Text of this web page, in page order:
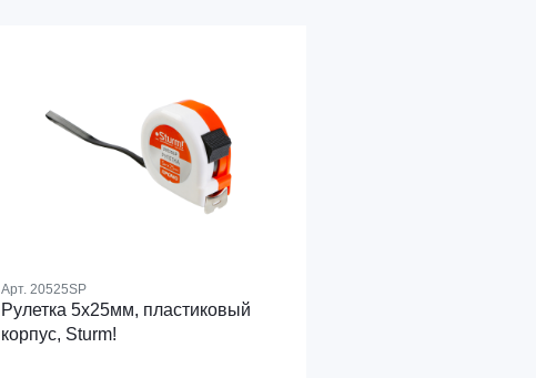
Арт. 20525SP
Рулетка 5х25мм, пластиковый
корпус, Sturm!